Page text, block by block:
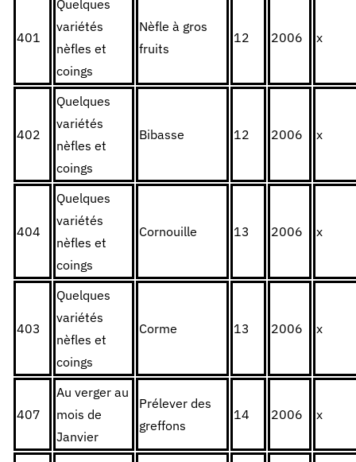
401
Quelques
variétés
nèfles et
coings
Nèfle à gros
fruits
12 2006 x
402
Quelques
variétés
nèfles et
coings
Bibasse 12 2006 x
404
Quelques
variétés
nèfles et
coings
Cornouille 13 2006 x
403
Quelques
variétés
nèfles et
coings
Corme 13 2006 x
407
Au verger au
mois de
Janvier
Prélever des
greffons
14 2006 x